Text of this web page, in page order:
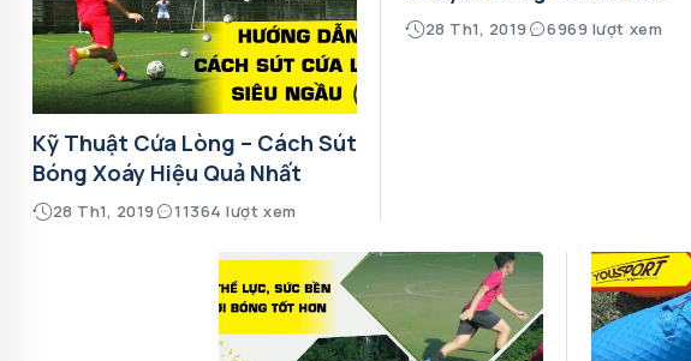
Kỹ Thuật Cứa Lòng – Cách Sút
Bóng Xoáy Hiệu Quả Nhất
28 Th1, 2019 11364 lượt xem
28 Th1, 2019 6969 lượt xem